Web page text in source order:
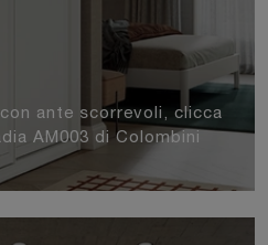
ante scorrevoli, clicca
AM003 di Colombini